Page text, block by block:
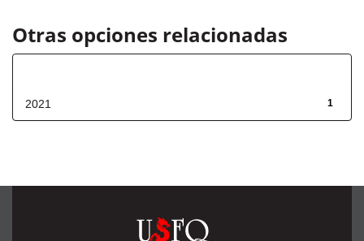
Otras opciones relacionadas
1
2021